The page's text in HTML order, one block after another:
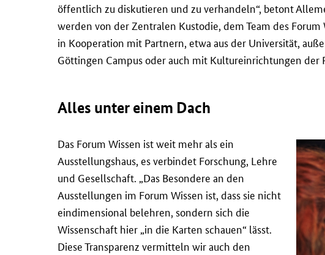
öffentlich zu diskutieren und zu verhandeln“, betont
werden von der Zentralen Kustodie, dem Team des
in Kooperation mit Partnern, etwa aus der Universität,
Göttingen Campus oder auch mit Kultureinrichtungen der
Alles unter einem Dach
Das Forum Wissen ist weit mehr als ein
Ausstellungshaus, es verbindet Forschung, Lehre
und Gesellschaft. „Das Besondere an den
Ausstellungen im Forum Wissen ist, dass sie nicht
eindimensional belehren, sondern sich die
Wissenschaft hier „in die Karten schauen“ lässt.
Diese Transparenz vermitteln wir auch den